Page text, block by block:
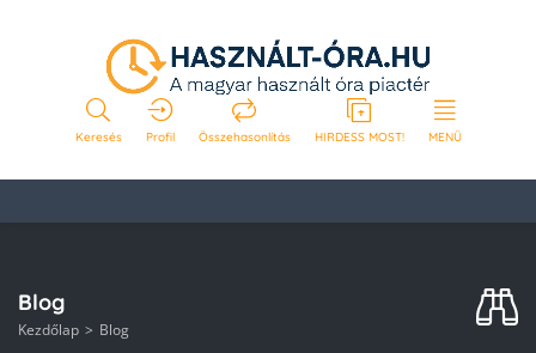
Keresés Profil Összehasonlítás HIRDESS MOST! MENÜ
Blog
Kezdőlap Blog